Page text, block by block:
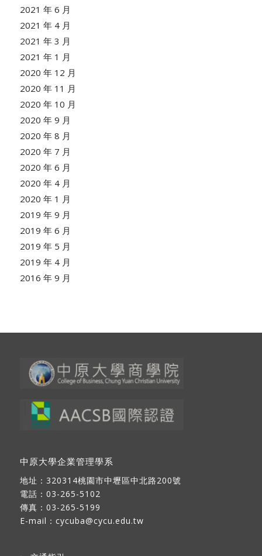
2021 年 6 月
2021 年 4 月
2021 年 3 月
2021 年 1 月
2020 年 12 月
2020 年 11 月
2020 年 10 月
2020 年 9 月
2020 年 8 月
2020 年 7 月
2020 年 6 月
2020 年 4 月
2020 年 1 月
2019 年 9 月
2019 年 6 月
2019 年 5 月
2019 年 4 月
2016 年 9 月
中原大學企業管理學系
地址： 320314桃園市中壢區中北路200號
電話：03-265-5102
傳真：03-265-5199
E-mail： cycuba@cycu.edu.tw